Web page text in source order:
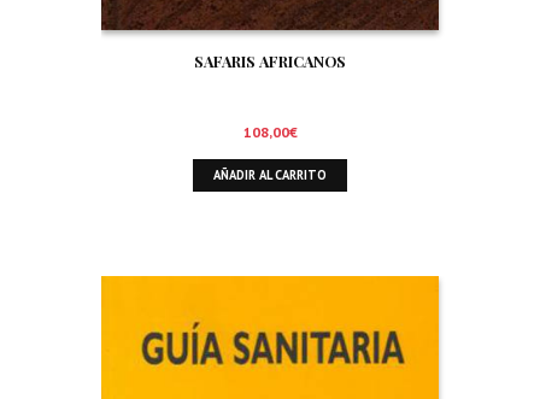
SAFARIS AFRICANOS
108,00€
AÑADIR AL CARRITO